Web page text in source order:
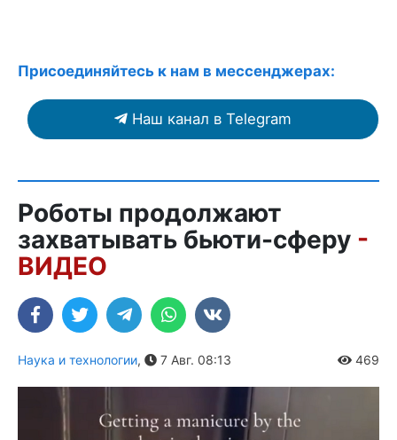
Присоединяйтесь к нам в мессенджерах:
Наш канал в Telegram
Роботы продолжают
захватывать бьюти-сферу -
ВИДЕО
Наука и технологии, 7 Авг. 08:13 469